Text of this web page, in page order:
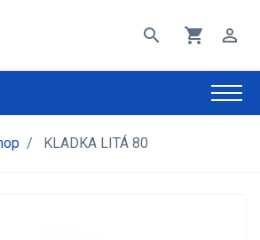
search shopping_cart perm_identity
/ KLADKA LITÁ 80